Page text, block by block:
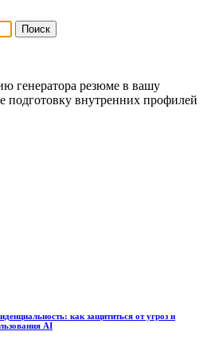
генератора резюме в вашу
подготовку внутренних профилей
как защититься от угроз и
AI